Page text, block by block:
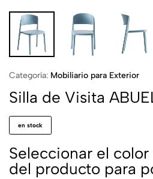
Categoría: Mobiliario para Exterior
Silla de Visita
en stock
Seleccionar el
del producto para